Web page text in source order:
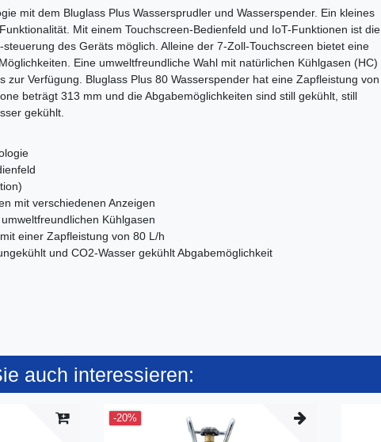
mit dem Bluglass Plus Wassersprudler und Wasserspender. Ein kleines
Mit einem Touchscreen-Bedienfeld und IoT-Funktionen ist die
des Geräts möglich. Alleine der 7-Zoll-Touchscreen bietet eine
Eine umweltfreundliche Wahl mit natürlichen Kühlgasen (HC)
zur Verfügung. Bluglass Plus 80 Wasserspender hat eine Zapfleistung von
beträgt 313 mm und die Abgabemöglichkeiten sind still gekühlt, still
gekühlt.
mit verschiedenen Anzeigen
Kühlgasen
einer Zapfleistung von 80 L/h
und CO2-Wasser gekühlt Abgabemöglichkeit
auch interessieren:
-20%